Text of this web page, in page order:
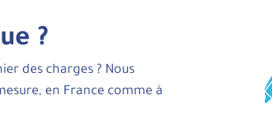
?
des charges ? Nous
en France comme à